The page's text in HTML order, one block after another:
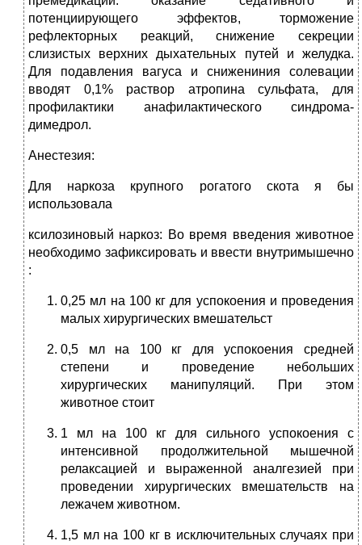
потенциирующего эффектов, торможение
рефлекторных реакций, снижение секреции
слизистых верхних дыхательных путей и желудка.
Для подавления вагуса и снижениния солевации
вводят 0,1% раствор атропина сульфата, для
профилактики анафилактического синдрома-
димедрол.
Анестезия:
Для наркоза крупного рогатого скота я бы
использовала
ксилозиновый наркоз: Во время введения животное
необходимо зафиксировать и ввести внутримышечно
:
0,25 мл на 100 кг для успокоения и проведения
малых хирургических вмешательст
0,5 мл на 100 кг для успокоения средней
степени и проведение небольших
хирургических манипуляций. При этом
животное стоит
1 мл на 100 кг для сильного успокоения с
интенсивной продолжительной мышечной
релаксацией и выраженной аналгезией при
проведении хирургических вмешательств на
лежачем животном.
1,5 мл на 100 кг в исключительных случаях при